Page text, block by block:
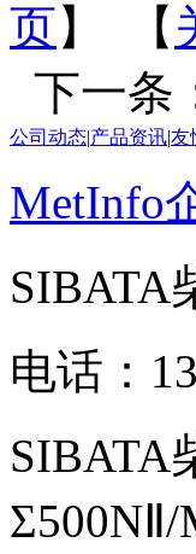
页】 【
下一条
公司动态 产品资讯友
MetInfo
SIBATA
电话：
SIBATA